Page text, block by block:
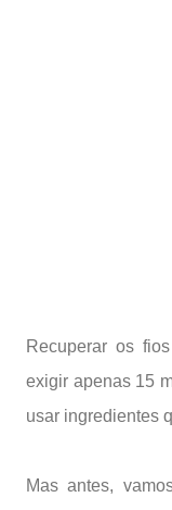
Recuperar os
exigir apenas 15
usar ingredientes
Mas antes,